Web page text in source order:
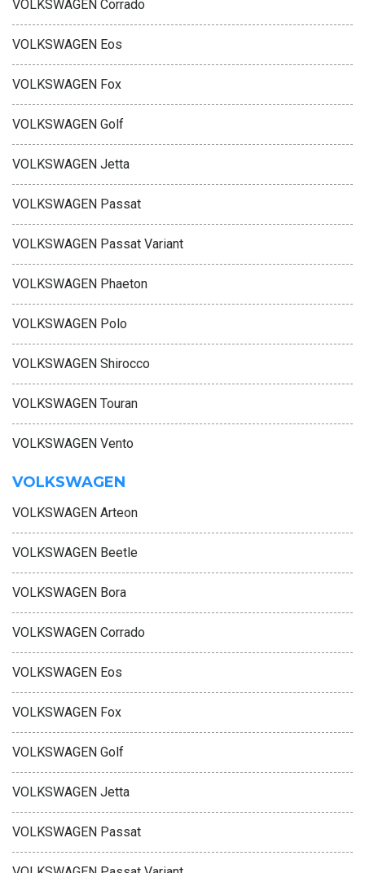
VOLKSWAGEN Corrado
VOLKSWAGEN Eos
VOLKSWAGEN Fox
VOLKSWAGEN Golf
VOLKSWAGEN Jetta
VOLKSWAGEN Passat
VOLKSWAGEN Passat Variant
VOLKSWAGEN Phaeton
VOLKSWAGEN Polo
VOLKSWAGEN Shirocco
VOLKSWAGEN Touran
VOLKSWAGEN Vento
VOLKSWAGEN
VOLKSWAGEN Arteon
VOLKSWAGEN Beetle
VOLKSWAGEN Bora
VOLKSWAGEN Corrado
VOLKSWAGEN Eos
VOLKSWAGEN Fox
VOLKSWAGEN Golf
VOLKSWAGEN Jetta
VOLKSWAGEN Passat